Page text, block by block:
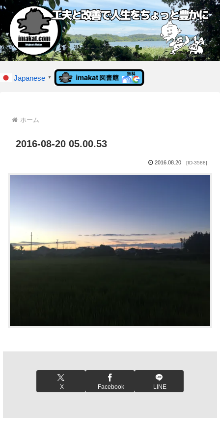
Japanese ▼
ホーム
2016-08-20 05.00.53
2016.08.20 [ID-3588]
X Facebook LINE